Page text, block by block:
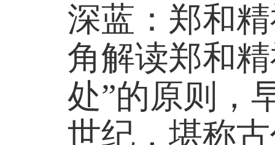
深蓝：郑和
角解读郑和
处”的原则，
世纪，堪称